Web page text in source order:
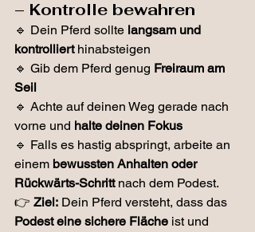
– Kontrolle bewahren
🔹 Dein Pferd sollte langsam und
kontrolliert hinabsteigen
🔹 Gib dem Pferd genug Freiraum am
Seil
🔹 Achte auf deinen Weg gerade nach
vorne und halte deinen Fokus
🔹 Falls es hastig abspringt, arbeite an
einem bewussten Anhalten oder
Rückwärts-Schritt nach dem Podest.
👉 Ziel: Dein Pferd versteht, dass das
Podest eine sichere Fläche ist und